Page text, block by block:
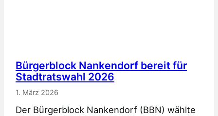
Bürgerblock Nankendorf bereit für
Stadtratswahl 2026
1. März 2026
Der Bürgerblock Nankendorf (BBN) wählte